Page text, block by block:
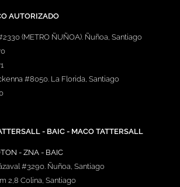
AUTORIZADO
(METRO ÑUÑOA). Ñuñoa, Santiago
#8050. La Florida, Santiago
- BAIC - MACO TATTERSALL
- ZNA - BAIC
#3290. Ñuñoa, Santiago
2,8 Colina, Santiago